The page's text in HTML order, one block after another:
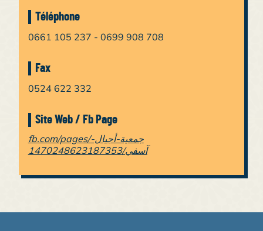
Téléphone
0661 105 237 - 0699 908 708
Fax
0524 622 332
Site Web / Fb Page
fb.com/pages/جمعية-أجيال-
آسفي/1470248623187353